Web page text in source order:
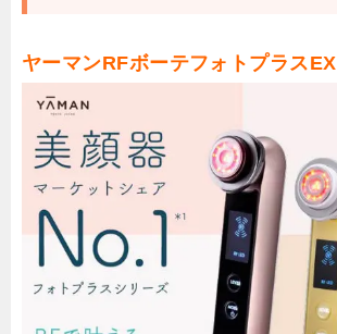
ヤーマンRFボーテフォトプラスEX